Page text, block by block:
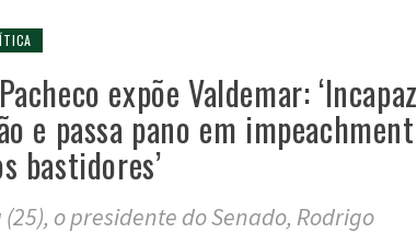
expõe Valdemar: ‘Incapaz
e passa pano em impeachment
bastidores’
o presidente do Senado, Rodrigo